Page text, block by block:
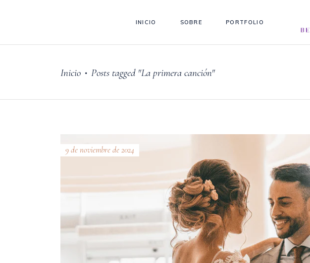
INICIO SOBRE PORTFOLIO
Inicio • Posts tagged "La primera canción"
9 de noviembre de 2024